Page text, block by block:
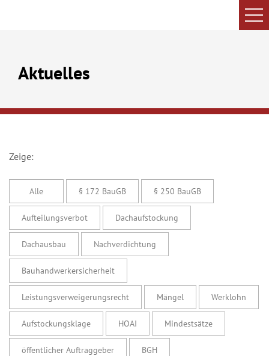
Aktuelles
Zeige:
Alle § 172 BauGB § 250 BauGB
Aufteilungsverbot Dachaufstockung
Dachausbau Nachverdichtung
Bauhandwerkersicherheit
Leistungsverweigerungsrecht Mängel Werklohn
Aufstockungsklage HOAI Mindestsätze
öffentlicher Auftraggeber BGH